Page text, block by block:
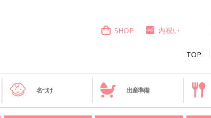
TOP
SHOP 内祝い
名づけ 出産準備